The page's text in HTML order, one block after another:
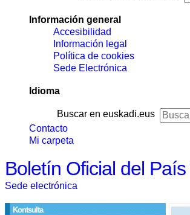
Información general
Accesibilidad
Información legal
Política de cookies
Sede Electrónica
Idioma
Buscar en euskadi.eus
Contacto
Mi carpeta
Boletín Oficial del
Sede electrónica
Kontsulta